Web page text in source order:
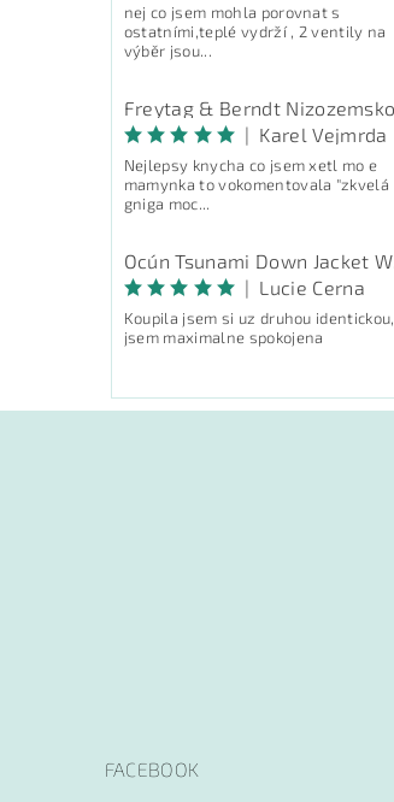
nej co jsem mohla porovnat s
ostatními,teplé vydrží , 2 ventily na
výběr jsou...
| Karel Vejmrda
Nejlepsy knycha co jsem xetl mo e
mamynka to vokomentovala "zkvelá
gniga moc...
| Lucie Cerna
Koupila jsem si uz druhou identickou,
jsem maximalne spokojena
FACEBOOK